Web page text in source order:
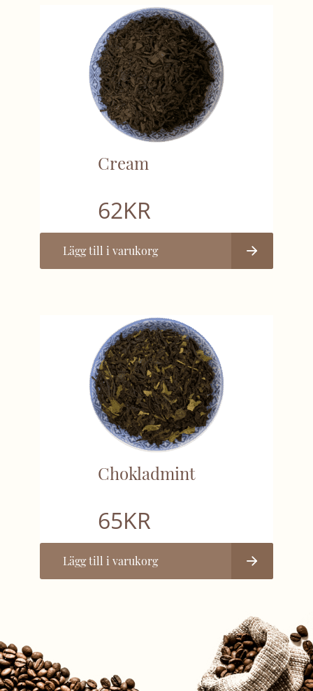
Cream
62KR
Lägg till i varukorg
Chokladmint
65KR
Lägg till i varukorg